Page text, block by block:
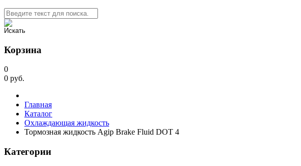
Корзина
0
0 руб.
Главная
Каталог
Охлаждающая жидкость
Тормозная жидкость Agip Brake Fluid DOT 4
Категории